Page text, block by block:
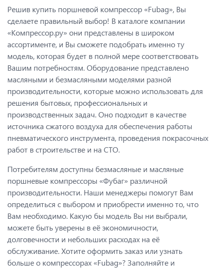
Решив купить поршневой компрессор «Fubag», Вы
сделаете правильный выбор! В каталоге компании
«Компрессор.ру» они представлены в широком
ассортименте, и Вы сможете подобрать именно ту
модель, которая будет в полной мере соответствовать
Вашим потребностям. Оборудование представлено
масляными и безмасляными моделями разной
производительности, которые можно использовать для
решения бытовых, профессиональных и
производственных задач. Оно подходит в качестве
источника сжатого воздуха для обеспечения работы
пневматического инструмента, проведения покрасочных
работ в строительстве и на СТО.
Потребителям доступны безмасляные и масляные
поршневые компрессоры «Фубаг» различной
производительности. Наши менеджеры помогут Вам
определиться с выбором и приобрести именно то, что
Вам необходимо. Какую бы модель Вы ни выбрали,
можете быть уверены в её экономичности,
долговечности и небольших расходах на её
обслуживание. Хотите оформить заказ или узнать
больше о компрессорах «Fubag»? Заполняйте и